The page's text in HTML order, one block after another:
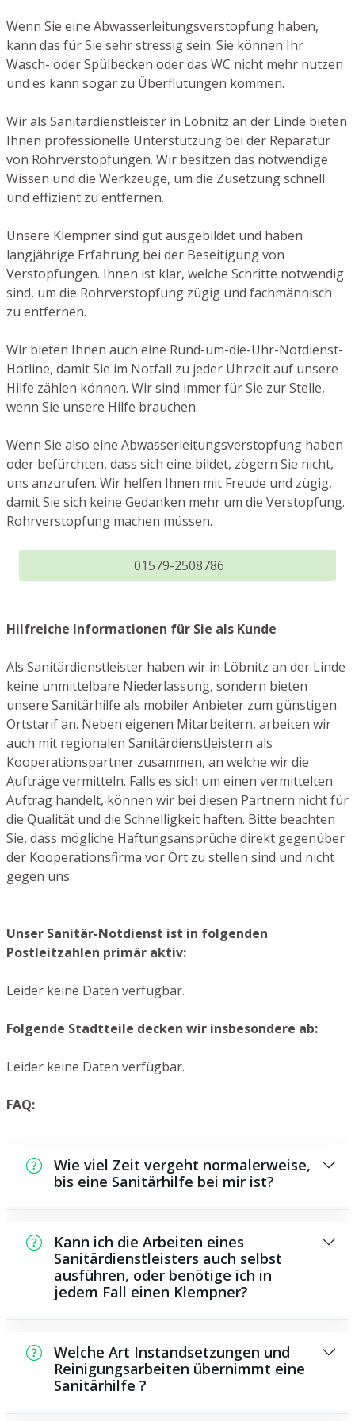
Wenn Sie eine Abwasserleitungsverstopfung haben,
kann das für Sie sehr stressig sein. Sie können Ihr
Wasch- oder Spülbecken oder das WC nicht mehr nutzen
und es kann sogar zu Überflutungen kommen.
Wir als Sanitärdienstleister in Löbnitz an der Linde bieten
Ihnen professionelle Unterstützung bei der Reparatur
von Rohrverstopfungen. Wir besitzen das notwendige
Wissen und die Werkzeuge, um die Zusetzung schnell
und effizient zu entfernen.
Unsere Klempner sind gut ausgebildet und haben
langjährige Erfahrung bei der Beseitigung von
Verstopfungen. Ihnen ist klar, welche Schritte notwendig
sind, um die Rohrverstopfung zügig und fachmännisch
zu entfernen.
Wir bieten Ihnen auch eine Rund-um-die-Uhr-Notdienst-
Hotline, damit Sie im Notfall zu jeder Uhrzeit auf unsere
Hilfe zählen können. Wir sind immer für Sie zur Stelle,
wenn Sie unsere Hilfe brauchen.
Wenn Sie also eine Abwasserleitungsverstopfung haben
oder befürchten, dass sich eine bildet, zögern Sie nicht,
uns anzurufen. Wir helfen Ihnen mit Freude und zügig,
damit Sie sich keine Gedanken mehr um die Verstopfung.
Rohrverstopfung machen müssen.
01579-2508786
Hilfreiche Informationen für Sie als Kunde
Als Sanitärdienstleister haben wir in Löbnitz an der Linde
keine unmittelbare Niederlassung, sondern bieten
unsere Sanitärhilfe als mobiler Anbieter zum günstigen
Ortstarif an. Neben eigenen Mitarbeitern, arbeiten wir
auch mit regionalen Sanitärdienstleistern als
Kooperationspartner zusammen, an welche wir die
Aufträge vermitteln. Falls es sich um einen vermittelten
Auftrag handelt, können wir bei diesen Partnern nicht für
die Qualität und die Schnelligkeit haften. Bitte beachten
Sie, dass mögliche Haftungsansprüche direkt gegenüber
der Kooperationsfirma vor Ort zu stellen sind und nicht
gegen uns.
Unser Sanitär-Notdienst ist in folgenden
Postleitzahlen primär aktiv:
Leider keine Daten verfügbar.
Folgende Stadtteile decken wir insbesondere ab:
Leider keine Daten verfügbar.
FAQ:
Wie viel Zeit vergeht normalerweise,
bis eine Sanitärhilfe bei mir ist?
der Schadensstelle sein. Das hängt aber auch
von der Auftragslage zu dem Zeitpunkt ab
und von der Verkehrslage und der örtlichen
Gegebenheit.
Kann ich die Arbeiten eines
Sanitärdienstleisters auch selbst
ausführen, oder benötige ich in
jedem Fall einen Klempner?
Wartungsarbeiten, die Sie eigenständig
ausführen können, beispielsweise die
Anwendung von Rohrreinigern aus dem
Welche Art Instandsetzungen und
Reinigungsarbeiten übernimmt eine
Sanitärhilfe ?